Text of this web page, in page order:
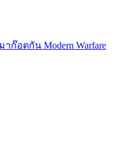
ก๊อตกัน Modern Warfare